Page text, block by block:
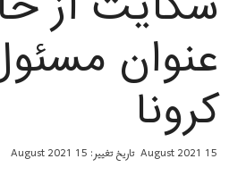
عنوان
کرونا
15 August 2021 تاریخ تغییر: 15 August 2021